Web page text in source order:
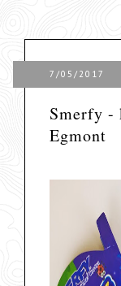
7/05/2017
Smerfy -
Egmont